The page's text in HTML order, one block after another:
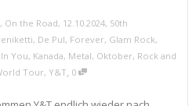
, On the Road, 12.10.2024, 50th
, De Pul, Forever, Glam Rock,
You, Kanada, Metal, Oktober, Rock and
Tour, Y&T, 0